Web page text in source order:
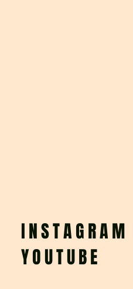
INSTAGRAM
YOUTUBE